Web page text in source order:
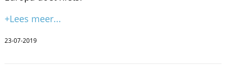
+Lees meer...
23-07-2019